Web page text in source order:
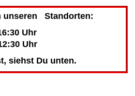
unseren Standorten:
Uhr
Uhr
siehst Du unten.